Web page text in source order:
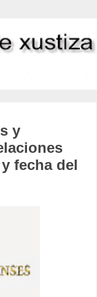
y
fecha del